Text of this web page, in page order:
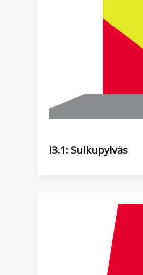
I3.1: Sulkupylväs